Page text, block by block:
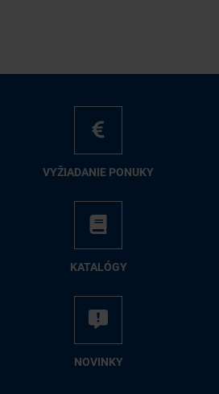
VY­ŽIA­DA­NIE PO­NU­KY
KA­TA­LÓ­GY
NO­VIN­KY